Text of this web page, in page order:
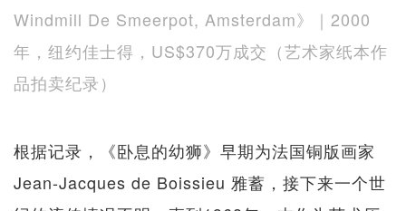
Windmill De Smeerpot, Amsterdam》｜2000
年，纽约佳士得，US$370万成交（艺术家纸本作
品拍卖纪录）
根据记录，《卧息的幼狮》早期为法国铜版画家
Jean-Jacques de Boissieu 雅蓄，接下来一个世